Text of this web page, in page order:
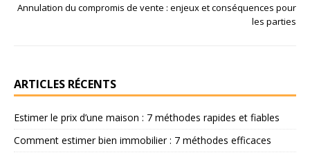
Annulation du compromis de vente : enjeux et conséquences pour
les parties
ARTICLES RÉCENTS
Estimer le prix d’une maison : 7 méthodes rapides et fiables
Comment estimer bien immobilier : 7 méthodes efficaces